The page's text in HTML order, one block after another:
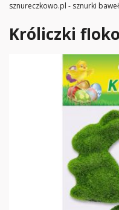
sznureczkowo.pl - sznurki
Króliczki